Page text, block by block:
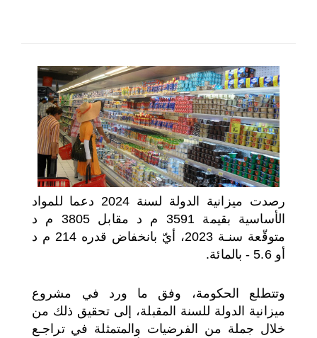
اختر بلدا/بلدان
رصدت ميزانية الدولة لسنة 2024 دعما للمواد
الأساسية بقيمة 3591 م د مقابل 3805 م د
متوقّعة سنـة 2023، أيّ بانخفاض قدره 214 م د
أو 5.6 - بالمائة.
وتتطلع الحكومة، وفق ما ورد في مشروع
ميزانية الدولة للسنة المقبلة، إلى تحقيق ذلك من
خلال جملة من الفرضيات والمتمثلة في تراجـع